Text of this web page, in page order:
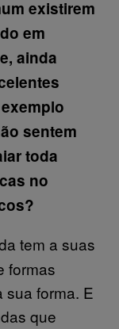
existirem
em
ainda
sentem
toda
no
tem a suas
formas
sua forma. E
que